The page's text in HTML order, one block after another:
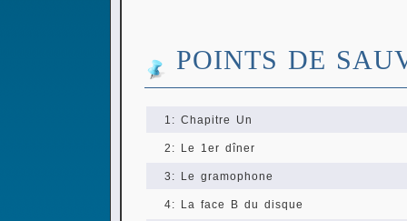
POINTS DE
1: Chapitre Un
2: Le 1er dîner
3: Le gramophone
4: La face B du disque